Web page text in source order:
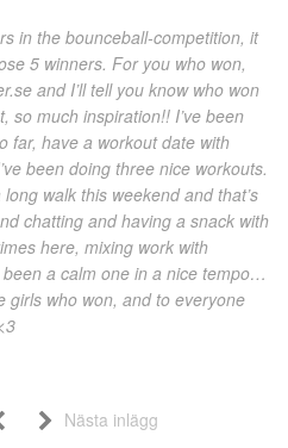
in the bounceball-competition, it
5 winners. For you who won,
and I’ll tell you know who won
so much inspiration!! I’ve been
far, have a workout date with
been doing three nice workouts.
walk this weekend and that’s
chatting and having a snack with
here, mixing work with
a calm one in a nice tempo…
girls who won, and to everyone
Nästa inlägg